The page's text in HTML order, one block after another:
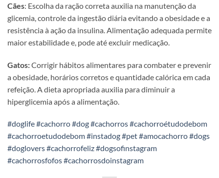
Cães: Escolha da ração correta auxilia na manutenção da
glicemia, controle da ingestão diária evitando a obesidade e a
resistência à ação da insulina. Alimentação adequada permite
maior estabilidade e, pode até excluir medicação.
Gatos:Corrigir hábitos alimentares para combater e prevenir
a obesidade, horários corretos e quantidade calórica em cada
refeição. A dieta apropriada auxilia para diminuir a
hiperglicemia após a alimentação.
#doglife#cachorro#dog#cachorros#cachorroétudodebom
#cachorroetudodebom#instadog#pet#amocachorro#dogs
#doglovers#cachorrofeliz#dogsofinstagram
#cachorrosfofos#cachorrosdoinstagram